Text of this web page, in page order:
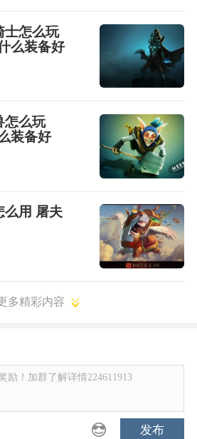
士怎么玩
么装备好
怎么玩
装备好
么用 屠夫
多精彩内容
励！加群了解详情224611913
发布